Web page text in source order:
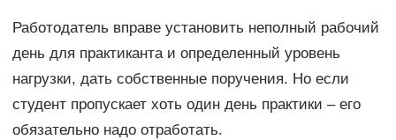
Работодатель вправе установить неполный рабочий
день для практиканта и определенный уровень
нагрузки, дать собственные поручения. Но если
студент пропускает хоть один день практики – его
обязательно надо отработать.